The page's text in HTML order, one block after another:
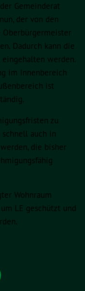
Gemeinderat
der von den
Dadurch kann die
werden.
im Innenbereich
ist
zu
auch in
die bisher
Wohnraum
LE geschützt und